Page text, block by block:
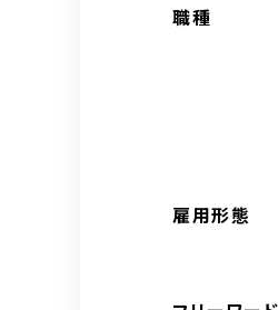
職種
雇用形態